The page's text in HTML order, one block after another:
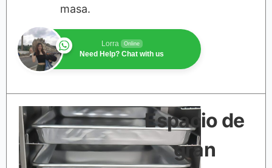
masa.
Lorra Online
Need Help? Chat with us
Espacio de
gran